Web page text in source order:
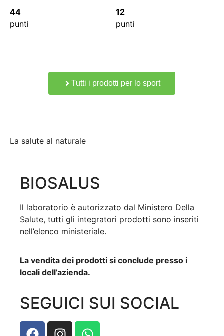
44
punti
12
punti
Tutti i prodotti per lo sport
La salute al naturale
BIOSALUS
Il laboratorio è autorizzato dal Ministero Della
Salute, tutti gli integratori prodotti sono inseriti
nell’elenco ministeriale.
La vendita dei prodotti si conclude presso i
locali dell’azienda.
SEGUICI SUI SOCIAL